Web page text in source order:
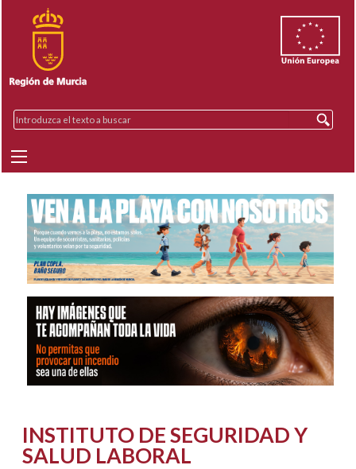
INSTITUTO DE SEGURIDAD Y
SALUD LABORAL